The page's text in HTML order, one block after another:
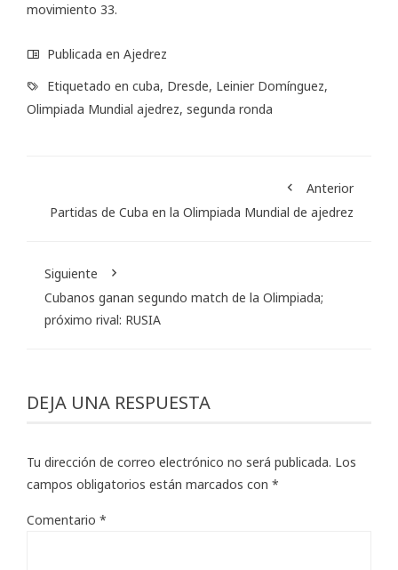
movimiento 33.
Publicada en Ajedrez
Etiquetado en cuba, Dresde, Leinier Domínguez,
Olimpiada Mundial ajedrez, segunda ronda
Anterior
Partidas de Cuba en la Olimpiada Mundial de ajedrez
Siguiente
Cubanos ganan segundo match de la Olimpiada;
próximo rival: RUSIA
DEJA UNA RESPUESTA
Tu dirección de correo electrónico no será publicada. Los
campos obligatorios están marcados con *
Comentario *